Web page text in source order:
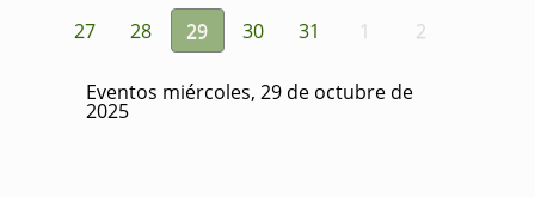
27
28 29 30 31 1 2
Eventos miércoles, 29 de octubre de
2025